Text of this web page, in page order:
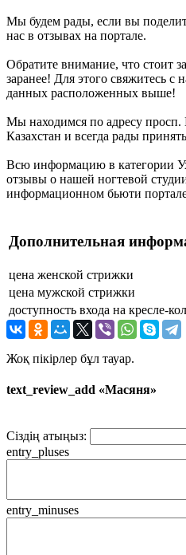
Мы будем рады, если вы
нас в отзывах на портале.
Обратите внимание, что стоит
заранее! Для этого свяжитесь
данных расположенных выше!
Мы находимся по адресу просп.
Казахстан и всегда рады
Всю информацию в категории
отзывы о нашей ногтевой
информационном бьюти портале
Дополнительная
цена женской стрижки
цена мужской стрижки
доступность входа на кресле-
Жоқ пікірлер бұл тауар.
text_review_add «Масяня»
Сіздің атыңыз:
entry_pluses
entry_minuses